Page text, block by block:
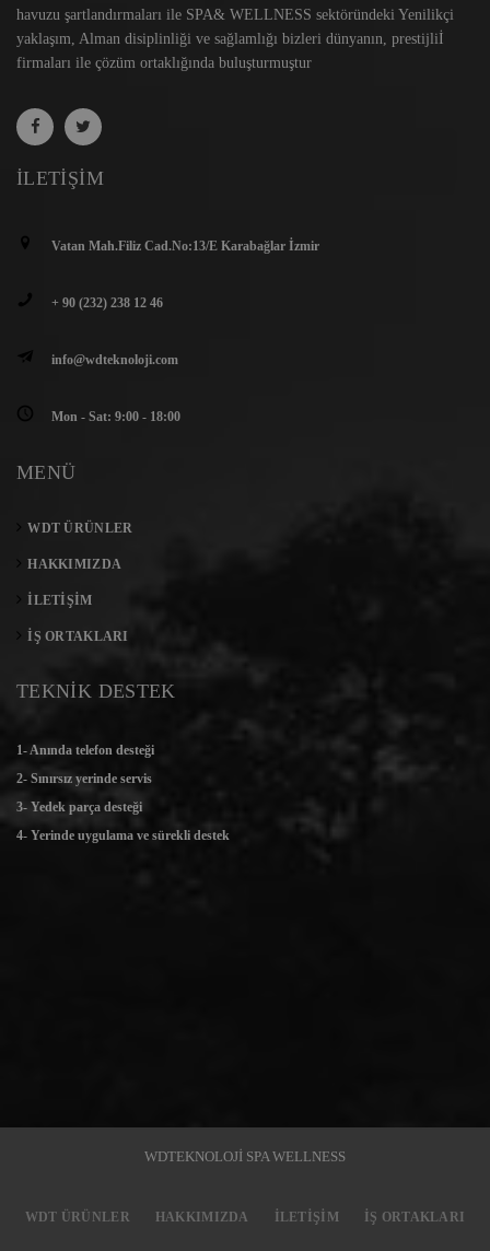
havuzu şartlandırmaları ile SPA& WELLNESS sektöründeki Yenilikçi
yaklaşım, Alman disiplinliği ve sağlamlığı bizleri dünyanın, prestijliİ
firmaları ile çözüm ortaklığında buluşturmuştur
İLETIŞIM
Vatan Mah.Filiz Cad.No:13/E Karabağlar İzmir
+ 90 (232) 238 12 46
info@wdteknoloji.com
Mon - Sat: 9:00 - 18:00
MENÜ
WDT ÜRÜNLER
HAKKIMIZDA
İLETIŞIM
İŞ ORTAKLARI
TEKNİK DESTEK
1- Anında telefon desteği
2- Sınırsız yerinde servis
3- Yedek parça desteği
4- Yerinde uygulama ve sürekli destek
WDTEKNOLOJİ SPA WELLNESS
WDT ÜRÜNLER HAKKIMIZDA İLETIŞIM İŞ ORTAKLARI